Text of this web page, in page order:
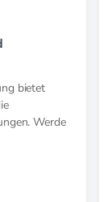
bietet
Werde